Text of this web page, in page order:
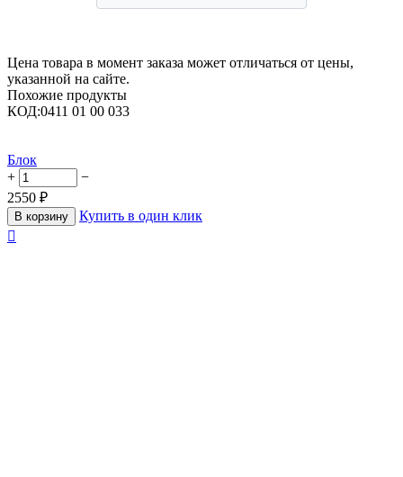
Цена товара в момент заказа может отличаться от цены,
указанной на сайте.
Похожие продукты
КОД:0411 01 00 033
Блок
+
−
2550 ₽
В корзину
Купить в один клик
